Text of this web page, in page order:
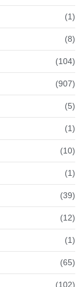
(1)
(8)
(104)
(907)
(5)
(1)
(10)
(1)
(39)
(12)
(1)
(65)
(102)